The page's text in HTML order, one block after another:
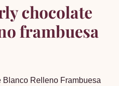
chocolate
frambuesa
Relleno Frambuesa